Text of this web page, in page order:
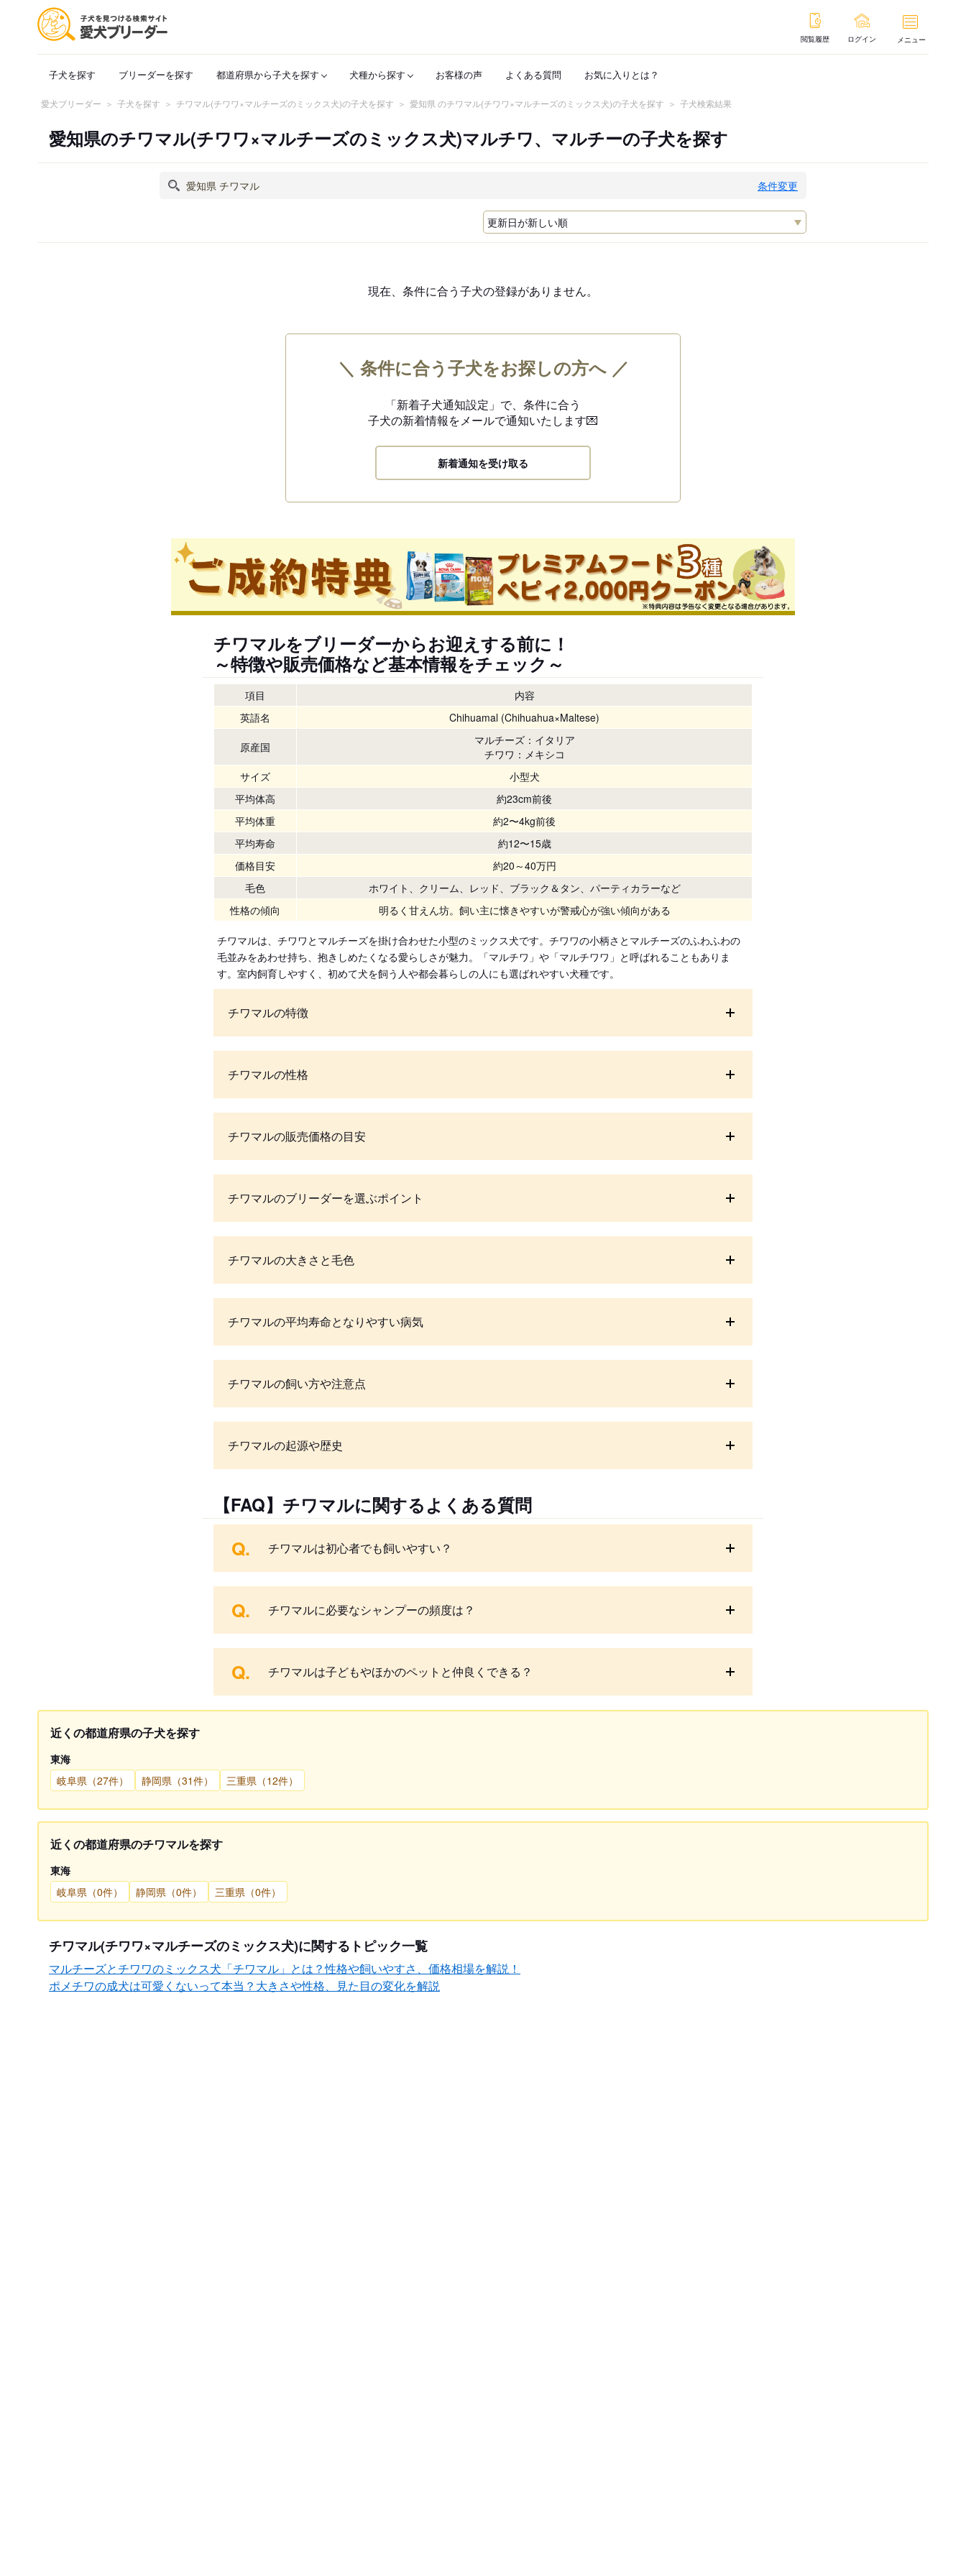
閲覧履歴 ログイン メニュー
子犬を探す ブリーダーを探す 都道府県から子犬を探す 犬種から探す お客様の声 よくある質問 お気に入りとは？
愛犬ブリーダー 子犬を探す チワマル(チワワ×マルチーズのミックス犬)の子犬を探す 愛知県 のチワマル(チワワ×マルチーズのミックス犬)の子犬を探す 子犬検索結果
愛知県のチワマル(チワワ×マルチーズのミックス犬)マルチワ、マルチーの子犬を探す
条件変更
現在、条件に合う子犬の登録がありません。
＼ 条件に合う子犬をお探しの方へ ／
「新着子犬通知設定」で、 条件に合う
子犬の新着情報をメールで通知いたします💌
新着通知を受け取る
チワマルをブリーダーからお迎えする前に！
～特徴や販売価格など基本情報をチェック～
項目
内容
英語名
Chihuamal (Chihuahua×Maltese)
原産国
マルチーズ：イタリア
チワワ：メキシコ
サイズ
小型犬
平均体高
約23cm前後
平均体重
約2〜4kg前後
平均寿命
約12〜15歳
価格目安
約20～40万円
毛色
ホワイト、クリーム、レッド、ブラック＆タン、パーティカラーなど
性格の傾向
明るく甘えん坊。飼い主に懐きやすいが警戒心が強い傾向がある
チワマルは、チワワとマルチーズを掛け合わせた小型のミックス犬です。チワワの小柄さとマルチーズのふわふわの
毛並みをあわせ持ち、抱きしめたくなる愛らしさが魅力。「マルチワ」や「マルチワワ」と呼ばれることもありま
す。室内飼育しやすく、初めて犬を飼う人や都会暮らしの人にも選ばれやすい犬種です。
チワマルの特徴
チワマルの性格
チワマルの販売価格の目安
チワマルのブリーダーを選ぶポイント
チワマルの大きさと毛色
チワマルの平均寿命となりやすい病気
チワマルの飼い方や注意点
チワマルの起源や歴史
【FAQ】チワマルに関するよくある質問
Q. チワマルは初心者でも飼いやすい？
Q. チワマルに必要なシャンプーの頻度は？
Q. チワマルは子どもやほかのペットと仲良くできる？
近くの都道府県の子犬を探す
東海
岐阜県（27件）
静岡県（31件） 三重県（12件）
近くの都道府県のチワマルを探す
東海
岐阜県（0件）
静岡県（0件） 三重県（0件）
チワマル(チワワ×マルチーズのミックス犬)に関するトピック一覧
マルチーズとチワワのミックス犬「チワマル」とは？性格や飼いやすさ、価格相場を解説！
ポメチワの成犬は可愛くないって本当？大きさや性格、見た目の変化を解説